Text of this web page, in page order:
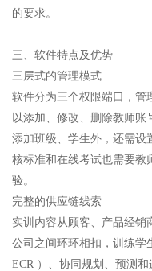
的要求。
三、软件特点及优势
三层式的管理模式
软件分为三个权限端口，管
以添加、修改、删除教师账
添加班级、学生外，还需设
核标准和在线考试也需要教
验。
完整的供应链线索
实训内容从顾客、产品经销
公司之间环环相扣，训练学
ECR ）、协同规划、预测